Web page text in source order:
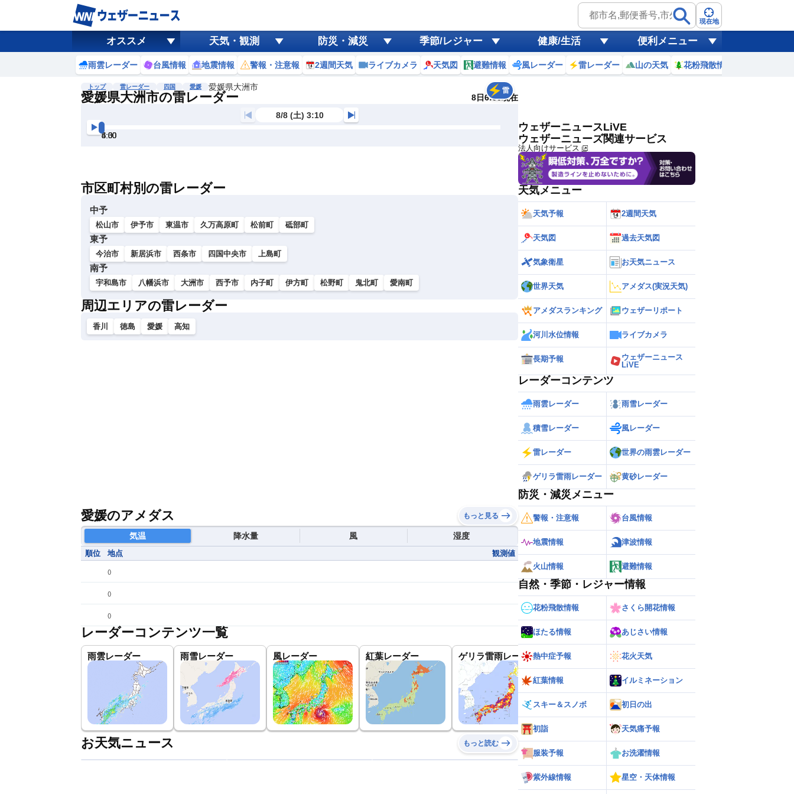
現在地
オススメ 天気・観測 防災・減災 季節/レジャー 健康/生活 便利メニュー
雨雲レーダー 台風情報 地震情報 警報・注意報 2週間天気 ライブカメラ 天気図 避難情報 風レーダー 雷レーダー 山の天気 花粉飛散情報
トップ 雷レーダー 四国 愛媛 愛媛県大洲市
愛媛県大洲市の雷レーダー 8日6:00現在
雷
風
黄砂
天気 台風
8/8 (土) 3:10
3:30
4:00
4:30
5:00
5:30
6:00
市区町村別の雷レーダー
中予
松山市 伊予市 東温市 久万高原町 松前町 砥部町
東予
今治市 新居浜市 西条市 四国中央市 上島町
南予
宇和島市 八幡浜市 大洲市 西予市 内子町 伊方町 松野町 鬼北町 愛南町
周辺エリアの雷レーダー
香川 徳島 愛媛 高知
愛媛のアメダス もっと見る
気温 降水量 風 湿度
順位 地点 観測値
()
()
()
レーダーコンテンツ一覧
雨雲レーダー 雨雪レーダー 風レーダー 紅葉レーダー ゲリラ雷雨レーダー 世界の雨雲レーダー
お天気ニュース もっと読む
ウェザーニュースLiVE
ウェザーニューズ関連サービス
法人向けサービス
天気メニュー
天気予報 2週間天気
天気図 過去天気図
気象衛星 お天気ニュース
世界天気 アメダス(実況天気)
アメダスランキング ウェザーリポート
河川水位情報 ライブカメラ
長期予報
ウェザーニュース
LiVE
レーダーコンテンツ
雨雲レーダー 雨雪レーダー
積雪レーダー 風レーダー
雷レーダー 世界の雨雲レーダー
ゲリラ雷雨レーダー 黄砂レーダー
防災・減災メニュー
警報・注意報 台風情報
地震情報 津波情報
火山情報 避難情報
自然・季節・レジャー情報
花粉飛散情報 さくら開花情報
ほたる情報 あじさい情報
熱中症予報 花火天気
紅葉情報 イルミネーション
スキー＆スノボ 初日の出
初詣 天気痛予報
服装予報 お洗濯情報
紫外線情報 星空・天体情報